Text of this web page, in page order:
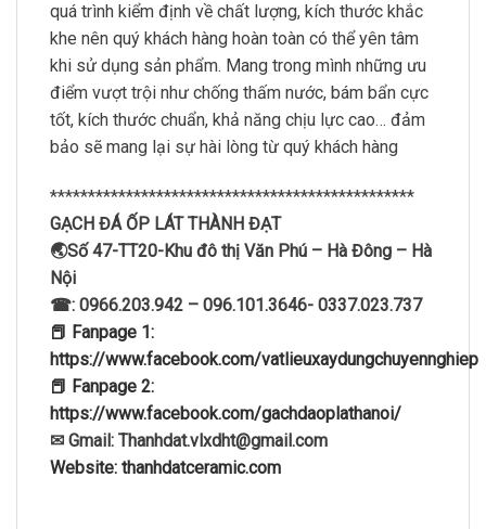
quá trình kiểm định về chất lượng, kích thước khắc
khe nên quý khách hàng hoàn toàn có thể yên tâm
khi sử dụng sản phẩm. Mang trong mình những ưu
điểm vượt trội như chống thấm nước, bám bẩn cực
tốt, kích thước chuẩn, khả năng chịu lực cao… đảm
bảo sẽ mang lại sự hài lòng từ quý khách hàng
************************************************
GẠCH ĐÁ ỐP LÁT THÀNH ĐẠT
🌏Số 47-TT20-Khu đô thị Văn Phú – Hà Đông – Hà
Nội
☎: 0966.203.942 – 096.101.3646- 0337.023.737
📕 Fanpage 1:
https://www.facebook.com/vatlieuxaydungchuyennghiep
📕 Fanpage 2:
https://www.facebook.com/gachdaoplathanoi/
✉ Gmail: Thanhdat.vlxdht@gmail.com
Website: thanhdatceramic.com